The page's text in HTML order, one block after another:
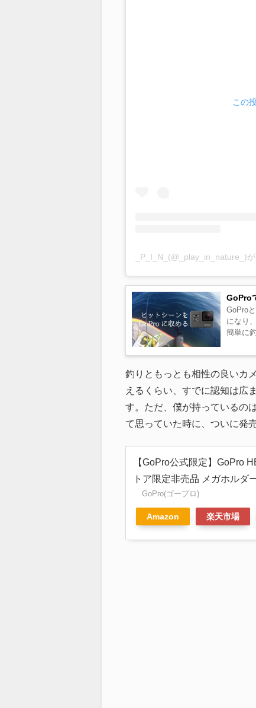
この
_P_I_N_(@_play_in_nature_)
GoPro
GoPro
になり
簡単に
釣りともっとも相性の良いカ
えるくらい、すでに認知は広
す。ただ、僕が持っているの
て思っていた時に、ついに発
【GoPro公式限定】GoPro
トア限定非売品 メガホルダ
GoPro(ゴープロ)
Amazon 楽天市場